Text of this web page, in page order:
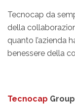
Tecnocap da
della
quanto l’azienda
benessere della
Tecnocap Group